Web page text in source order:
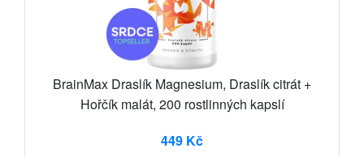
BrainMax Draslík Magnesium, Draslík citrát +
Hořčík malát, 200 rostlinných kapslí
449 Kč